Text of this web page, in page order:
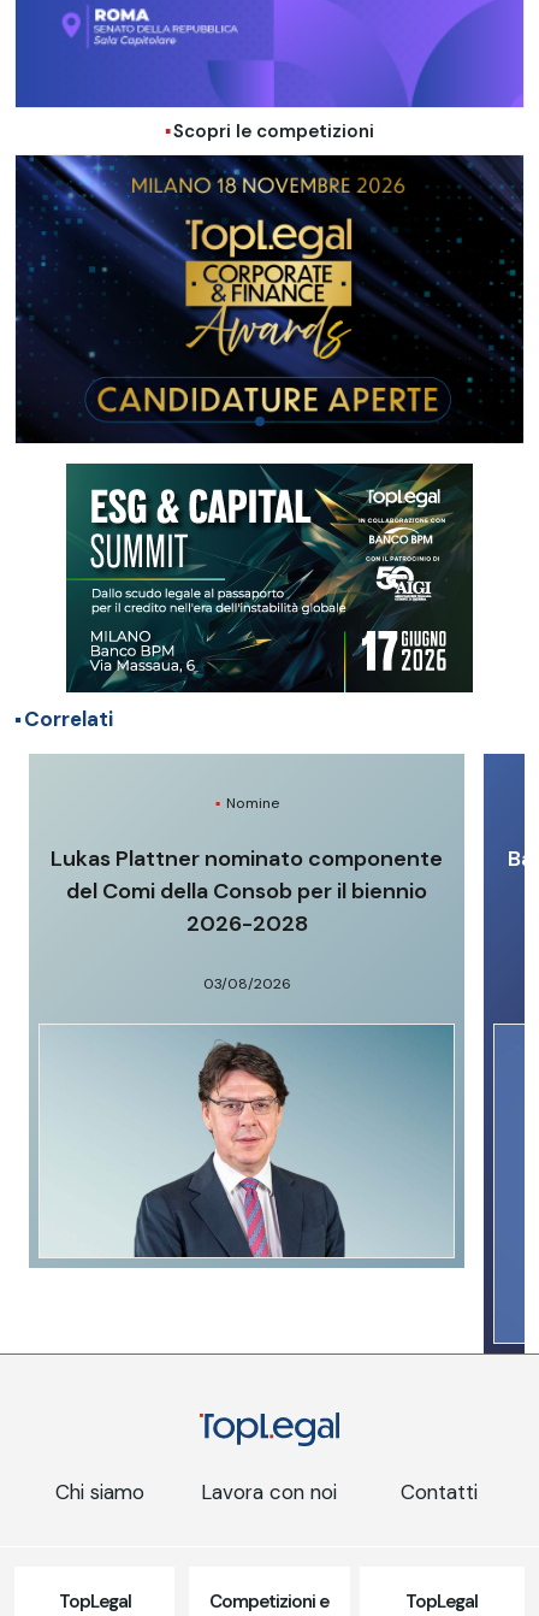
Scopri le competizioni
Correlati
Nomine
Lukas Plattner nominato componente
del Comi della Consob per il biennio
2026-2028
03/08/2026
Chi siamo Lavora con noi Contatti
TopLegal
Competizioni e
TopLegal